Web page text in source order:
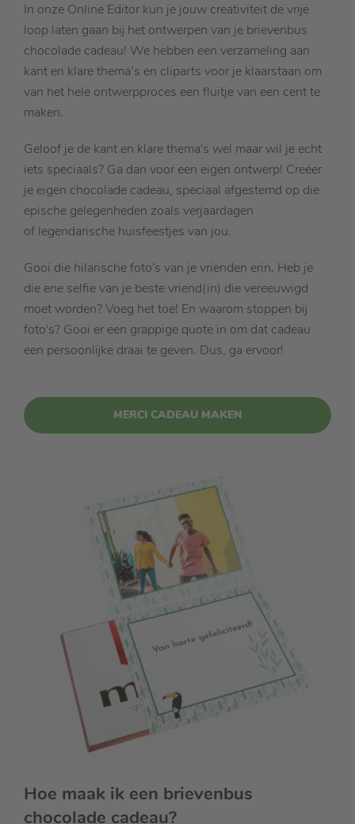
In onze Online Editor kun je jouw creativiteit de vrije
loop laten gaan bij het ontwerpen van je brievenbus
chocolade cadeau! We hebben een verzameling aan
kant en klare thema’s en cliparts voor je klaarstaan om
van het hele ontwerpproces een fluitje van een cent te
maken.
Geloof je de kant en klare thema's wel maar wil je echt
iets speciaals? Ga dan voor een eigen ontwerp! Creëer
je eigen chocolade cadeau, speciaal afgestemd op die
epische gelegenheden zoals verjaardagen
of legendarische huisfeestjes van jou.
Gooi die hilarische foto's van je vrienden erin. Heb je
die ene selfie van je beste vriend(in) die vereeuwigd
moet worden? Voeg het toe! En waarom stoppen bij
foto's? Gooi er een grappige quote in om dat cadeau
een persoonlijke draai te geven. Dus, ga ervoor!
MERCI CADEAU MAKEN
Hoe maak ik een brievenbus
chocolade cadeau?